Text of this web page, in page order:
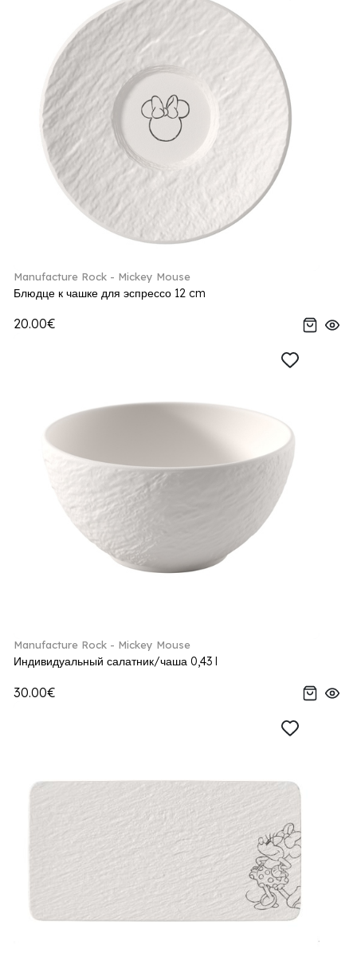
Manufacture Rock - Mickey Mouse
Блюдце к чашке для эспрессо 12 cm
20.00€
Manufacture Rock - Mickey Mouse
Индивидуальный салатник/чаша 0,43 l
30.00€